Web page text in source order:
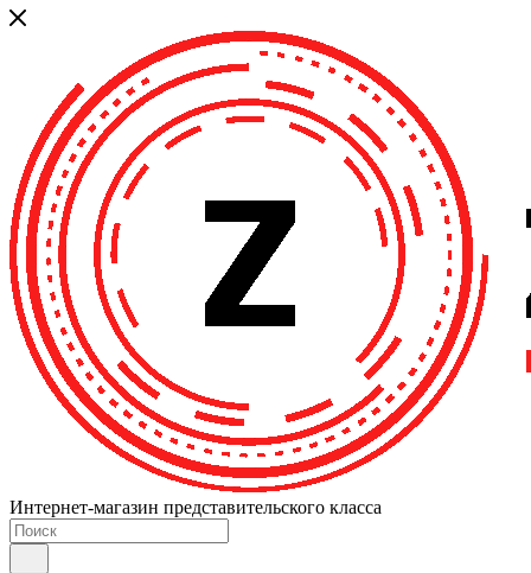
Интернет-магазин представительского класса